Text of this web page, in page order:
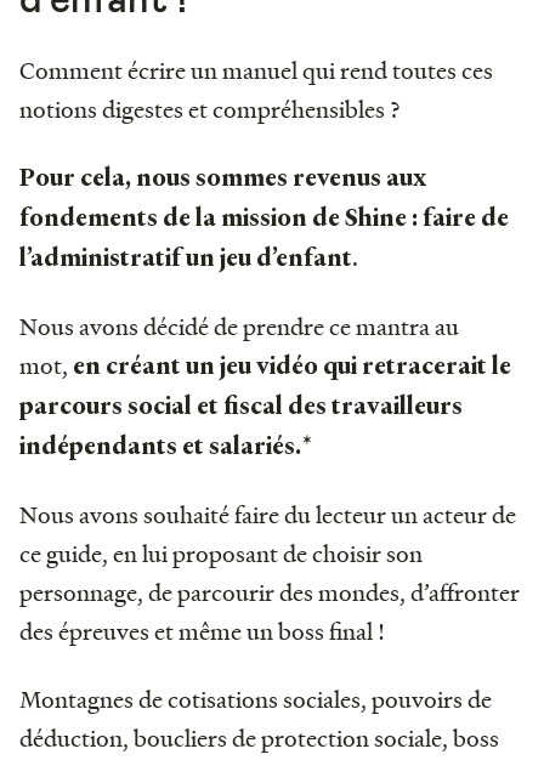
Comment écrire un manuel qui rend toutes ces
notions digestes et compréhensibles ?
Pour cela, nous sommes revenus aux
fondements de la mission de Shine : faire de
l’administratif un jeu d’enfant.
Nous avons décidé de prendre ce mantra au
mot, en créant un jeu vidéo qui retracerait le
parcours social et fiscal des travailleurs
indépendants et salariés.*
Nous avons souhaité faire du lecteur un acteur de
ce guide, en lui proposant de choisir son
personnage, de parcourir des mondes, d’affronter
des épreuves et même un boss final !
Montagnes de cotisations sociales, pouvoirs de
déduction, boucliers de protection sociale, boss